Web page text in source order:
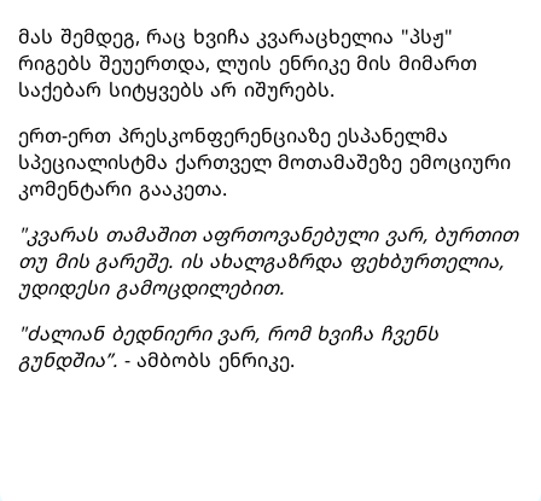
მას შემდეგ, რაც ხვიჩა კვარაცხელია "პსჟ"
რიგებს შეუერთდა, ლუის ენრიკე მის მიმართ
საქებარ სიტყვებს არ იშურებს.
ერთ-ერთ პრესკონფერენციაზე ესპანელმა
სპეციალისტმა ქართველ მოთამაშეზე ემოციური
კომენტარი გააკეთა.
"კვარას თამაშით აფრთოვანებული ვარ, ბურთით
თუ მის გარეშე. ის ახალგაზრდა ფეხბურთელია,
უდიდესი გამოცდილებით.
"ძალიან ბედნიერი ვარ, რომ ხვიჩა ჩვენს
გუნდშია”. - ამბობს ენრიკე.